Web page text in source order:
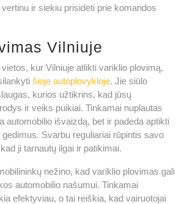
ir siekiu prisidėti prie komandos
Vilniuje
kur Vilniuje atlikti variklio plovimą,
šioje autoplovykloje. Jie siūlo
kurios užtikrins, kad jūsų
ir veiks puikiai. Tinkamai nuplautas
automobilio išvaizdą, bet ir padeda aptikti
Svarbu reguliariai rūpintis savo
ji tarnautų ilgai ir patikimai.
nežino, kad variklio plovimas gali
automobilio našumui. Tinkamai
efektyviau, o tai reiškia, kad vairuotojai